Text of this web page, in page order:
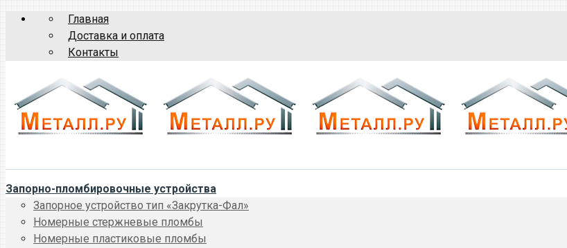
Главная
Доставка и оплата
Контакты
Запорно-пломбировочные устройства
Запорное устройство тип «Закрутка-Фал»
Номерные стержневые пломбы
Номерные пластиковые пломбы